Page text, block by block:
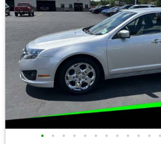
• • • • • • • • • • • •